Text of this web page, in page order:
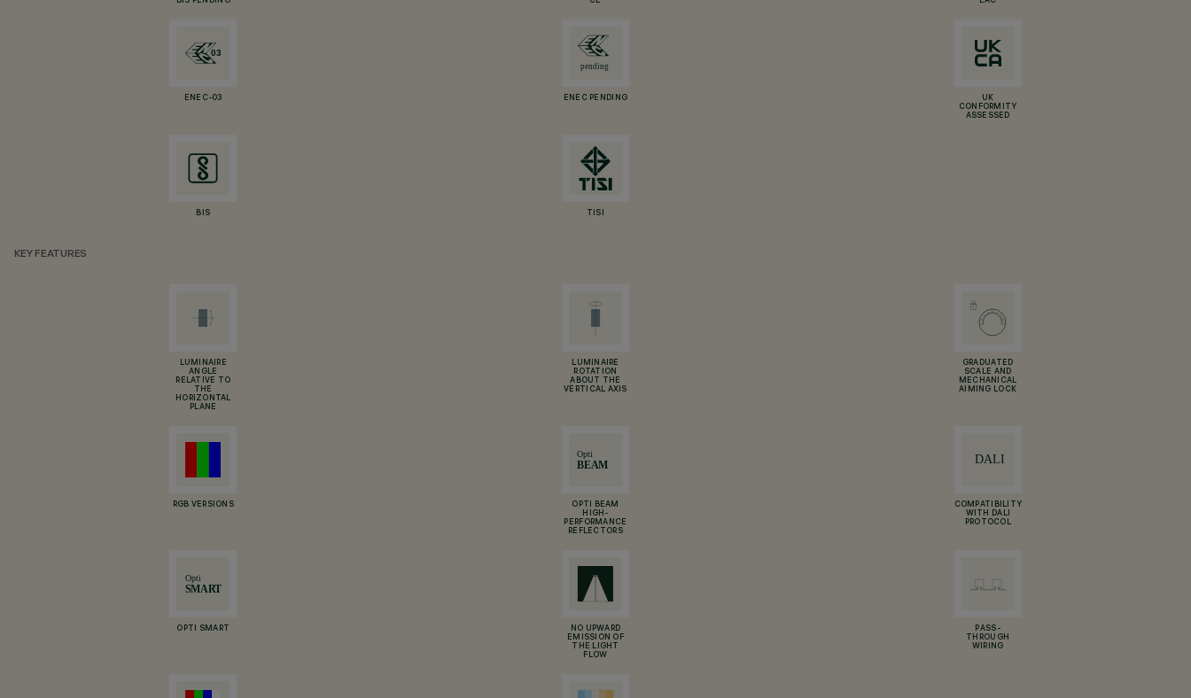
ENEC-03 ENEC PENDING
UK
CONFORMITY
ASSESSED
BIS TISI
KEY FEATURES
LUMINAIRE
ANGLE
RELATIVE TO
THE
HORIZONTAL
PLANE
LUMINAIRE
ROTATION
ABOUT THE
VERTICAL AXIS
GRADUATED
SCALE AND
MECHANICAL
AIMING LOCK
RGB VERSIONS
OPTI BEAM
HIGH-
PERFORMANCE
REFLECTORS
COMPATIBILITY
WITH DALI
PROTOCOL
OPTI SMART
NO UPWARD
EMISSION OF
THE LIGHT
FLOW
PASS-
THROUGH
WIRING